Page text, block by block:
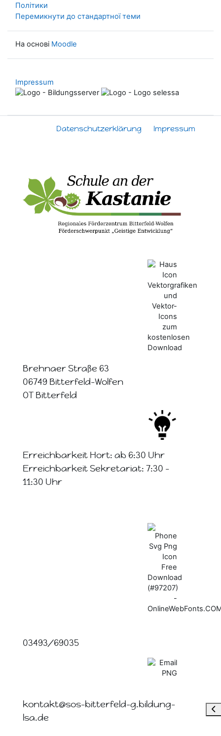
Політики
Перемикнути до стандартної теми
На основі Moodle
Impressum
Datenschutzerklärung Impressum
Brehnaer Straße 63
06749 Bitterfeld-Wolfen
OT Bitterfeld
Erreichbarkeit Hort: ab 6:30 Uhr
Erreichbarkeit Sekretariat: 7:30 -
11:30 Uhr
03493/69035
kontakt@sos-bitterfeld-g.bildung-
lsa.de